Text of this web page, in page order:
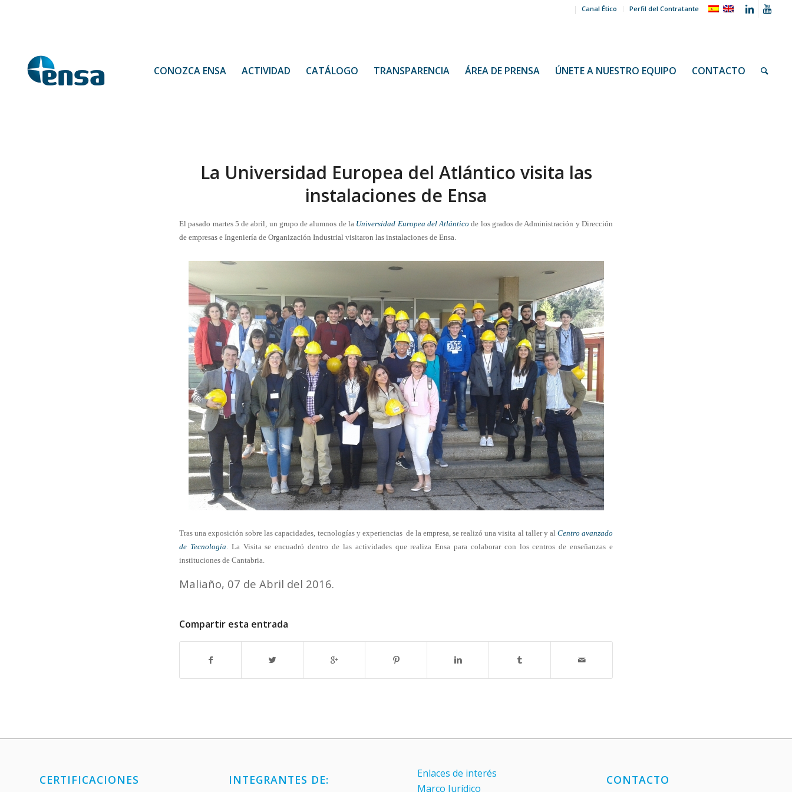
Canal Ético Perfil del Contratante
CONOZCA ENSA ACTIVIDAD CATÁLOGO TRANSPARENCIA ÁREA DE PRENSA ÚNETE A NUESTRO EQUIPO CONTACTO
La Universidad Europea del Atlántico visita las
instalaciones de Ensa
El pasado martes 5 de abril, un grupo de alumnos de la Universidad Europea del Atlántico de los grados de Administración y Dirección
de empresas e Ingeniería de Organización Industrial visitaron las instalaciones de Ensa.
Tras una exposición sobre las capacidades, tecnologías y experiencias de la empresa, se realizó una visita al taller y al Centro avanzado
de Tecnología . La Visita se encuadró dentro de las actividades que realiza Ensa para colaborar con los centros de enseñanzas e
instituciones de Cantabria.
Maliaño, 07 de Abril del 2016.
Compartir esta entrada
CERTIFICACIONES INTEGRANTES DE:
Enlaces de interés
Marco Jurídico
CONTACTO